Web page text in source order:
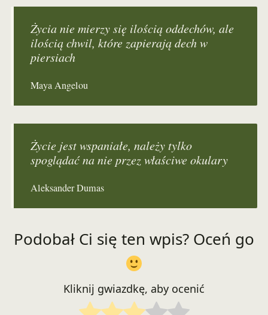
Życia nie mierzy się ilością oddechów, ale
ilością chwil, które zapierają dech w
piersiach
Maya Angelou
Życie jest wspaniałe, należy tylko
spoglądać na nie przez właściwe okulary
Aleksander Dumas
Podobał Ci się ten wpis? Oceń go
Kliknij gwiazdkę, aby ocenić